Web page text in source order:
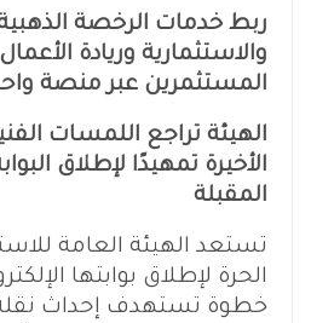
ربط خدمات الرخصة
والاستثمارية وريادة
المستثمرين عبر منصة
الهيئة تراجع اللمسات
الأخيرة تمهيدًا لإطلاق
المقبلة
تستعد الهيئة العامة
الحرة لإطلاق بوابتها
خطوة تستهدف إحداث